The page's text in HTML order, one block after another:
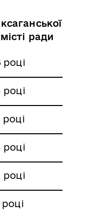
ради
році
році
році
році
році